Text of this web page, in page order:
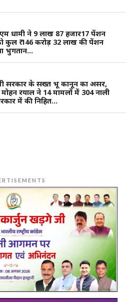
धामी ने 9 लाख 87 हजार17 पेंशन
कुल ₹ 146 करोड़ 32 लाख की पेंशन
भुगतान…
सरकार के सख्त भू कानून का असर,
रयाल ने 14 मामलों में 304 नाली
में की निहित…